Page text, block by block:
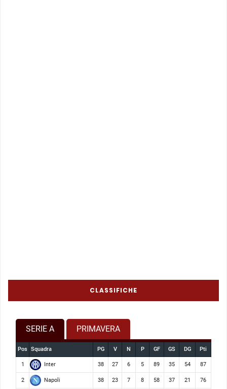
CLASSIFICHE
SERIE A PRIMAVERA
Pos Squadra PG V N P GF GS DG Pti
1 Inter 38 27 6 5 89 35 54 87
2 Napoli 38 23 7 8 58 37 21 76